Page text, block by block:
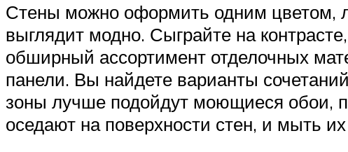
Стены можно оформить одним цветом,
выглядит модно. Сыграйте на
обширный ассортимент отделочных
панели. Вы найдете варианты
зоны лучше подойдут моющиеся обои,
оседают на поверхности стен, и мыть